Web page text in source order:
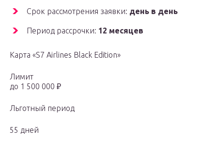
Срок рассмотрения заявки: день в день
Период рассрочки: 12 месяцев
Карта «S7 Airlines Black Edition»
Лимит
до 1 500 000 ₽
Льготный период
55 дней